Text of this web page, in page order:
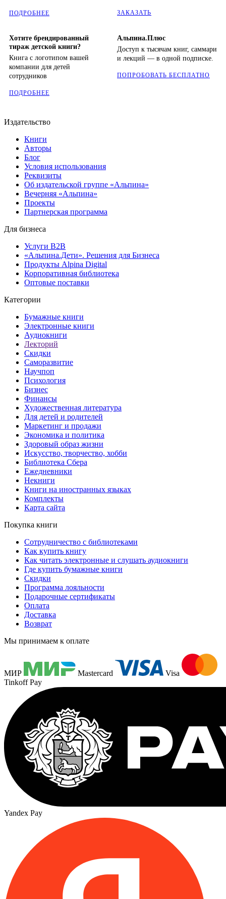
ПОДРОБНЕЕ ЗАКАЗАТЬ
Хотите брендированный
тираж детской книги?
Книга с логотипом вашей
компании для детей
сотрудников
ПОДРОБНЕЕ
Альпина.Плюс
Доступ к тысячам книг, саммари
и лекций — в одной подписке.
ПОПРОБОВАТЬ БЕСПЛАТНО
Издательство
Книги
Авторы
Блог
Условия использования
Реквизиты
Об издательской группе «Альпина»
Вечерняя «Альпина»
Проекты
Партнерская программа
Для бизнеса
Услуги B2B
«Альпина.Дети». Решения для Бизнеса
Продукты Alpina Digital
Корпоративная библиотека
Оптовые поставки
Категории
Бумажные книги
Электронные книги
Аудиокниги
Лекторий
Скидки
Саморазвитие
Научпоп
Психология
Бизнес
Финансы
Художественная литература
Для детей и родителей
Маркетинг и продажи
Экономика и политика
Здоровый образ жизни
Искусство, творчество, хобби
Библиотека Сбера
Ежедневники
Некниги
Книги на иностранных языках
Комплекты
Карта сайта
Покупка книги
Сотрудничество с библиотеками
Как купить книгу
Как читать электронные и слушать аудиокниги
Где купить бумажные книги
Скидки
Программа лояльности
Подарочные сертификаты
Оплата
Доставка
Возврат
Мы принимаем к оплате
МИР Mastercard
Visa
Tinkoff Pay
Yandex Pay